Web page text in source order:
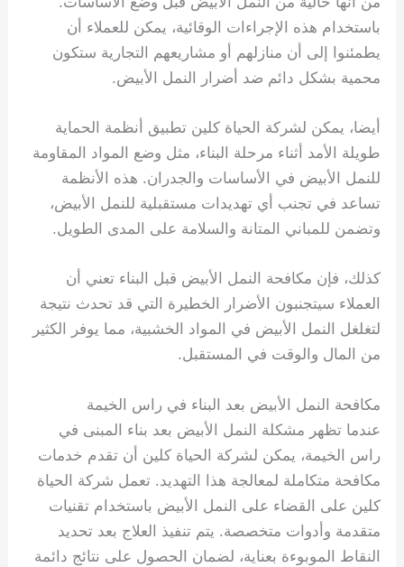
باستخدام هذه الإجراءات الوقائية، يمكن للعملاء أن
يطمئنوا إلى أن منازلهم أو مشاريعهم التجارية ستكون
محمية بشكل دائم ضد أضرار النمل الأبيض.
أيضا، يمكن لشركة الحياة كلين تطبيق أنظمة الحماية
طويلة الأمد أثناء مرحلة البناء، مثل وضع المواد المقاومة
للنمل الأبيض في الأساسات والجدران. هذه الأنظمة
تساعد في تجنب أي تهديدات مستقبلية للنمل الأبيض،
وتضمن للمباني المتانة والسلامة على المدى الطويل.
كذلك، فإن مكافحة النمل الأبيض قبل البناء تعني أن
العملاء سيتجنبون الأضرار الخطيرة التي قد تحدث نتيجة
لتغلغل النمل الأبيض في المواد الخشبية، مما يوفر الكثير
من المال والوقت في المستقبل.
مكافحة النمل الأبيض بعد البناء في راس الخيمة
عندما تظهر مشكلة النمل الأبيض بعد بناء المبنى في
راس الخيمة، يمكن لشركة الحياة كلين أن تقدم خدمات
مكافحة متكاملة لمعالجة هذا التهديد. تعمل شركة الحياة
كلين على القضاء على النمل الأبيض باستخدام تقنيات
متقدمة وأدوات متخصصة. يتم تنفيذ العلاج بعد تحديد
النقاط الموبوءة بعناية، لضمان الحصول على نتائج دائمة